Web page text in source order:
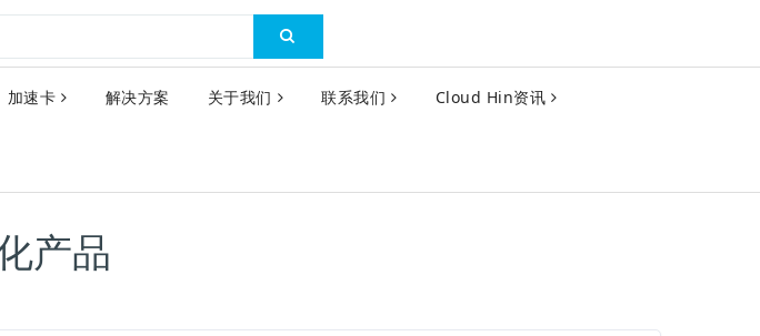
加速卡 解决方案 关于我们 联系我们 Cloud Hin资讯
产品